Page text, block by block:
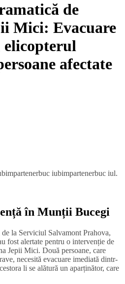
de
Mici: Evacuare
elicopterul
afectate
iubimpartenerbuc iul.
în Munții Bucegi
fost alertate pentru o intervenție de
Jepii Mici. Două persoane, care
necesită evacuare imediată dintr-
li se alătură un aparținător, care